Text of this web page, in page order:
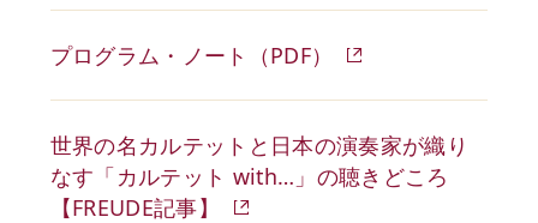
プログラム・ノート（PDF）
世界の名カルテットと日本の演奏家が織り
なす「カルテット with…」の聴きどころ
【FREUDE記事】